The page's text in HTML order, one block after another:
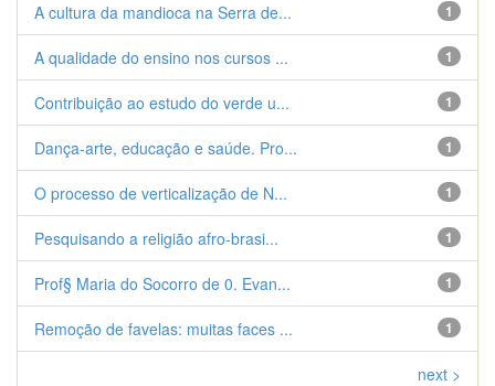
1
A cultura da mandioca na Serra de...
1
A qualidade do ensino nos cursos ...
1
Contribuição ao estudo do verde u...
1
Dança-arte, educação e saúde. Pro...
1
O processo de verticalização de N...
1
Pesquisando a religião afro-brasi...
1
Prof§ Maria do Socorro de 0. Evan...
1
Remoção de favelas: muitas faces ...
next >